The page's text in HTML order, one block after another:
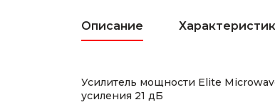
Описание
Усилитель мощности Elite
усиления 21 дБ